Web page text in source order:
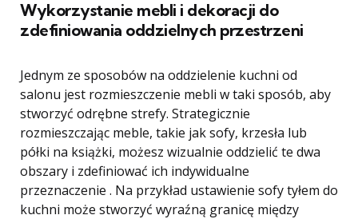
Wykorzystanie mebli i dekoracji do
zdefiniowania oddzielnych przestrzeni
Jednym ze sposobów na oddzielenie kuchni od
salonu jest rozmieszczenie mebli w taki sposób, aby
stworzyć odrębne strefy. Strategicznie
rozmieszczając meble, takie jak sofy, krzesła lub
półki na książki, możesz wizualnie oddzielić te dwa
obszary i zdefiniować ich indywidualne
przeznaczenie . Na przykład ustawienie sofy tyłem do
kuchni może stworzyć wyraźną granicę między